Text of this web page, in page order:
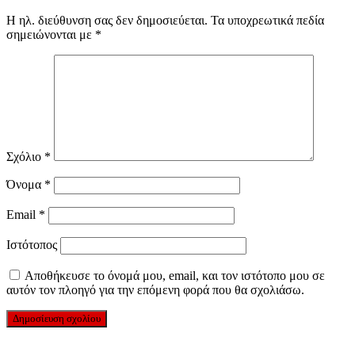
Η ηλ. διεύθυνση σας δεν δημοσιεύεται. Τα υποχρεωτικά πεδία
σημειώνονται με *
Σχόλιο *
Όνομα *
Email *
Ιστότοπος
Αποθήκευσε το όνομά μου, email, και τον ιστότοπο μου σε
αυτόν τον πλοηγό για την επόμενη φορά που θα σχολιάσω.